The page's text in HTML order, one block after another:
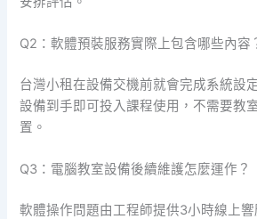
Q2：軟體預裝服務實際上包含哪些內容
台灣小租在設備交機前就會完成系統設
設備到手即可投入課程使用，不需要教
置。
Q3：電腦教室設備後續維護怎麼運作？
軟體操作問題由工程師提供3小時線上